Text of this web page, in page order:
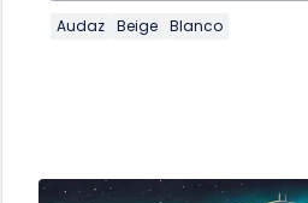
Audaz Beige Blanco